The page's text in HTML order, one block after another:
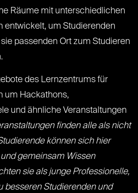
Räume mit unterschiedlichen
entwickelt, um Studierenden
passenden Ort zum Studieren
des Lernzentrums für
um Hackathons,
und ähnliche Veranstaltungen
finden alle als nicht
können sich hier
gemeinsam Wissen
sie als junge Professionelle,
besseren Studierenden und